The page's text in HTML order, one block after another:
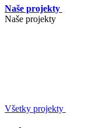
Naše projekty
Naše projekty
Všetky projekty